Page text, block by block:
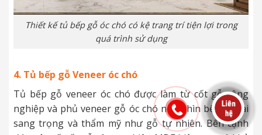
Thiết kế tủ bếp gỗ óc chó có kệ trang trí tiện lợi trong
quá trình sử dụng
4. Tủ bếp gỗ Veneer óc chó
Tủ bếp gỗ veneer óc chó được làm từ cốt gỗ công
nghiệp và phủ veneer gỗ óc chó nên nhìn bên ngoài
sang trọng và thẩm mỹ như gỗ tự nhiên. Bên cạnh